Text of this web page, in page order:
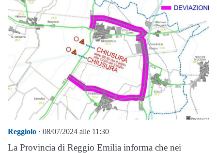
Reggiolo · 08/07/2024 alle 11:30
La Provincia di Reggio Emilia informa che nei